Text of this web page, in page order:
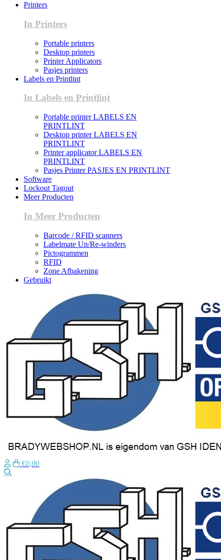
Printers
In Printers
Portable printers
Desktop printers
Printer Applicators
Pasjes printers
Labels en Printlint
In Labels en Printlint
Portable printer LABELS EN
PRINTLINT
Desktop printer LABELS EN
PRINTLINT
Printer applicator LABELS EN
PRINTLINT
Pasjes Printer PASJES EN PRINTLINT
Software
Lockout Tagout
Meer Producten
In Meer Producten
Barcode / RFID scanners
Labelmate Un/Re-winders
Pictogrammen
RFID
Zone Afbakening
Gebruikt
€0,00